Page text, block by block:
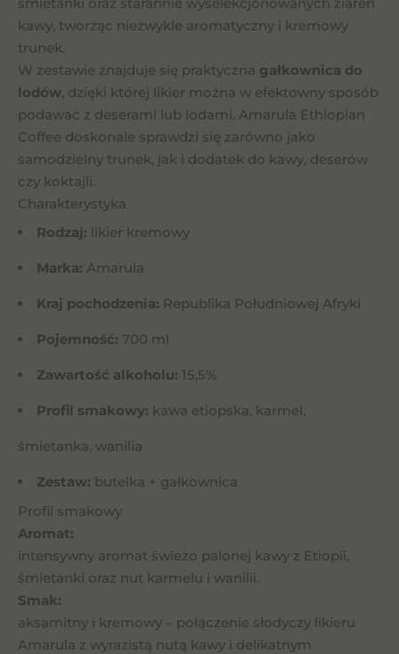
kawy, tworząc niezwykle aromatyczny i kremowy
trunek.
W zestawie znajduje się praktyczna gałkownica do
lodów, dzięki której likier można w efektowny sposób
podawać z deserami lub lodami. Amarula Ethiopian
Coffee doskonale sprawdzi się zarówno jako
samodzielny trunek, jak i dodatek do kawy, deserów
czy koktajli.
Charakterystyka
Rodzaj: likier kremowy
Marka: Amarula
Kraj pochodzenia: Republika Południowej Afryki
Pojemność: 700 ml
Zawartość alkoholu: 15,5%
Profil smakowy: kawa etiopska, karmel,
śmietanka, wanilia
Zestaw: butelka + gałkownica
Profil smakowy
Aromat:
intensywny aromat świeżo palonej kawy z Etiopii,
śmietanki oraz nut karmelu i wanilii.
Smak:
aksamitny i kremowy – połączenie słodyczy likieru
Amarula z wyrazistą nutą kawy i delikatnym